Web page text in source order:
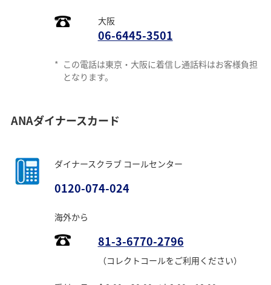
大阪
06-6445-3501
* この電話は東京・大阪に着信し通話料はお客様負担
となります。
ANAダイナースカード
ダイナースクラブ コールセンター
0120-074-024
海外から
81-3-6770-2796
（コレクトコールをご利用ください）